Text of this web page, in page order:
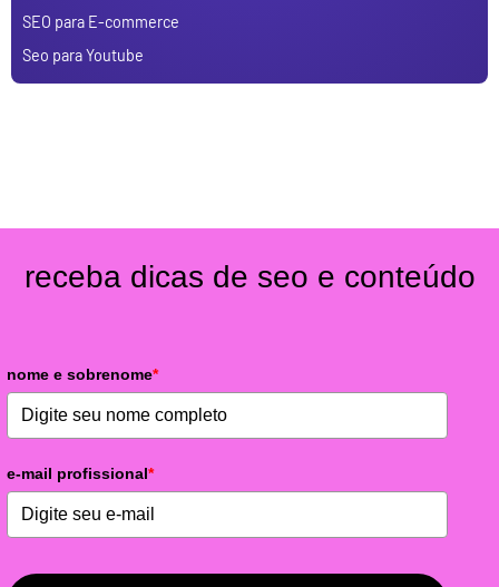
SEO para E-commerce
Seo para Youtube
receba dicas de seo e conteúdo
nome e sobrenome*
e-mail profissional*